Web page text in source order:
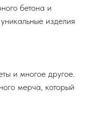
бетона и
изделия
и многое другое.
мерча, который